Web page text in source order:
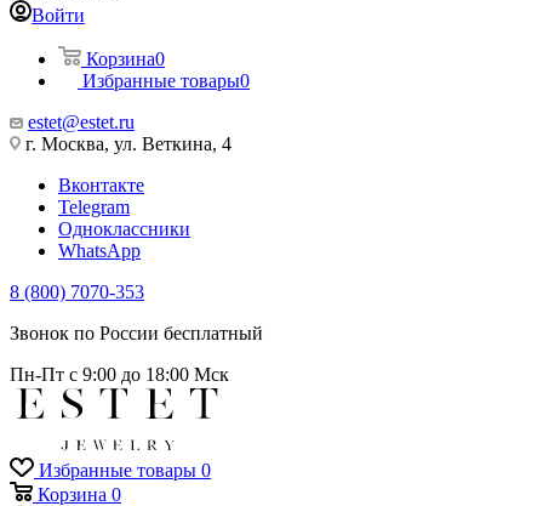
Войти
Корзина0
Избранные товары0
estet@estet.ru
г. Москва, ул. Веткина, 4
Вконтакте
Telegram
Одноклассники
WhatsApp
8 (800) 7070-353
Звонок по России бесплатный
Пн-Пт с 9:00 до 18:00 Мск
Избранные товары 0
Корзина 0